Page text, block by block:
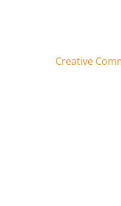
Creative